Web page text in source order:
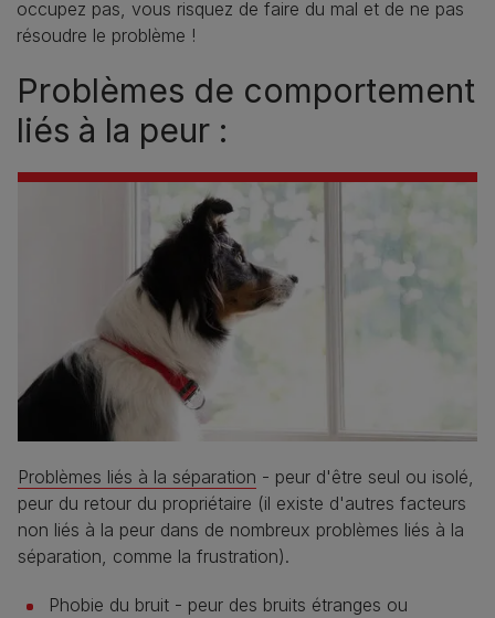
occupez pas, vous risquez de faire du mal et de ne pas
résoudre le problème !
Problèmes de comportement
liés à la peur :
Problèmes liés à la séparation - peur d'être seul ou isolé,
peur du retour du propriétaire (il existe d'autres facteurs
non liés à la peur dans de nombreux problèmes liés à la
séparation, comme la frustration).
Phobie du bruit - peur des bruits étranges ou